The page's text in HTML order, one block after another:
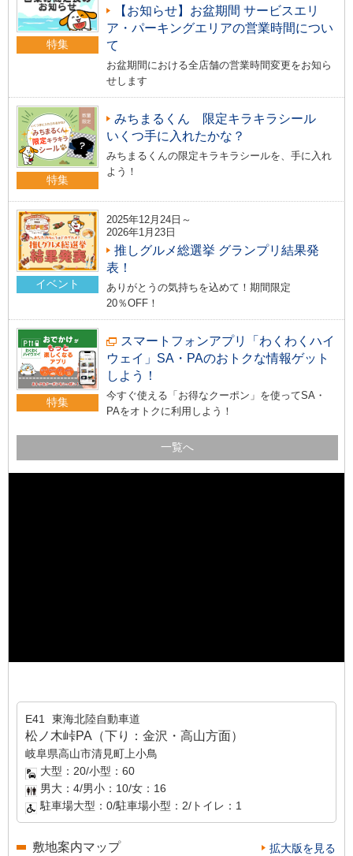
特集
【お知らせ】お盆期間 サービスエリ
ア・パーキングエリアの営業時間につい
て
お盆期間における全店舗の営業時間変更をお知ら
せします
特集
みちまるくん 限定キラキラシール
いくつ手に入れたかな？
みちまるくんの限定キラキラシールを、手に入れ
よう！
イベント
2025年12月24日～
2026年1月23日
推しグルメ総選挙 グランプリ結果発
表！
ありがとうの気持ちを込めて！期間限定
20％OFF！
特集
スマートフォンアプリ「わくわくハイ
ウェイ」SA・PAのおトクな情報ゲット
しよう！
今すぐ使える「お得なクーポン」を使ってSA・
PAをオトクに利用しよう！
一覧へ
E41 東海北陸自動車道
松ノ木峠PA（下り：金沢・高山方面）
岐阜県高山市清見町上小鳥
大型：20/小型：60
男大：4/男小：10/女：16
駐車場大型：0/駐車場小型：2/トイレ：1
敷地案内マップ 拡大版を見る